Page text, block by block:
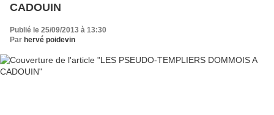
CADOUIN
Publié le 25/09/2013 à 13:30
Par hervé poidevin